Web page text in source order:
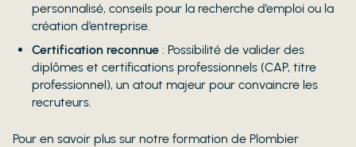
personnalisé, conseils pour la recherche d’emploi ou la
création d’entreprise.
Certification reconnue : Possibilité de valider des
diplômes et certifications professionnels (CAP, titre
professionnel), un atout majeur pour convaincre les
recruteurs.
Pour en savoir plus sur notre formation de Plombier